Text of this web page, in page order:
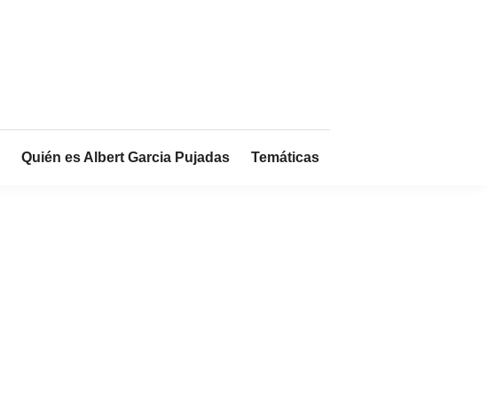
Quién es Albert Garcia Pujadas Temáticas